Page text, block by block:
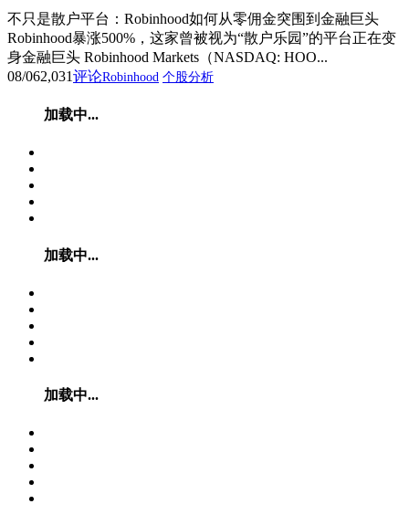
不只是散户平台：Robinhood如何从零佣金突围到金融巨头
Robinhood暴涨500%，这家曾被视为“散户乐园”的平台正在变
身金融巨头 Robinhood Markets（NASDAQ: HOO...
08/062,031评论Robinhood 个股分析
加载中...
加载中...
加载中...